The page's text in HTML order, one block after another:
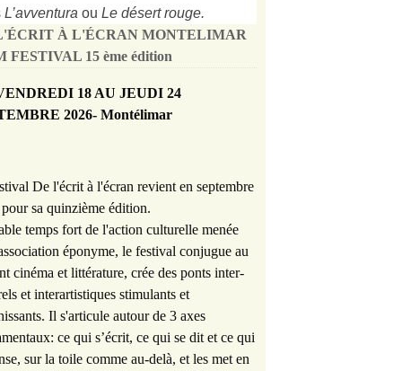
L’avventura ou Le désert rouge.
À L'ÉCRAN MONTELIMAR
FESTIVAL 15 ème édition
18 AU JEUDI 24
2026- Montélimar
De l'écrit à l'écran revient en septembre
sa quinzième édition.
temps fort de l'action culturelle menée
éponyme, le festival conjugue au
cinéma et littérature, crée des ponts inter-
et interartistiques stimulants et
Il s'articule autour de 3 axes
ce qui s’écrit, ce qui se dit et ce qui
sur la toile comme au-delà, et les met en